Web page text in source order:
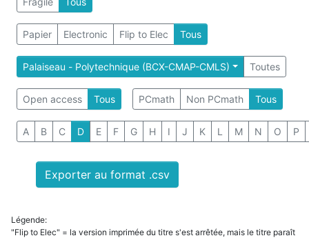
Papier Electronic Flip to Elec Tous
Palaiseau - Polytechnique (BCX-CMAP-CMLS) Toutes
Open access Tous PCmath Non PCmath Tous
A B C D E F G H I J K L M N O P
Exporter au format .csv
Légende:
"Flip to Elec" = la version imprimée du titre s'est arrêtée, mais le titre paraît